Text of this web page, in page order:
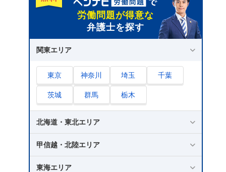
訴訟に移行し負担が大きくなる可能性がある
譲歩に応じざるを得ず十分な解決金を得られ
会社から訴え返されたり逆に賠償請求を受け
会社を辞めざるを得ない状況になる可能性が
ある
会社に居づらくなったりストレスが増したり
する可能性もある
労働審判に負けるリスクを軽減するには？
依頼する
労働問題が得意な
弁護士を探す
関東エリア
東京 神奈川 埼玉 千葉
茨城 群馬 栃木
北海道・東北エリア
甲信越・北陸エリア
東海エリア